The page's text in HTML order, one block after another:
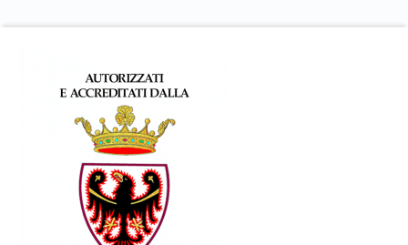
Footer info sidebar